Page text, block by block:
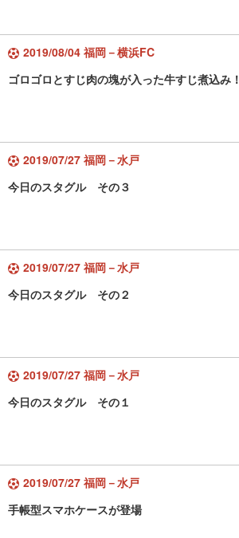
2019/08/04 福岡－横浜FC
ゴロゴロとすじ肉の塊が入った牛すじ煮込み！
2019/07/27 福岡－水戸
今日のスタグル その３
2019/07/27 福岡－水戸
今日のスタグル その２
2019/07/27 福岡－水戸
今日のスタグル その１
2019/07/27 福岡－水戸
手帳型スマホケースが登場